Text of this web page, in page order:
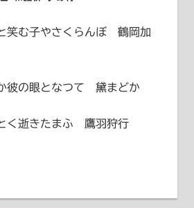
笑む子やさくらんぼ 鶴岡加
彼の眼となつて 黛まどか
く逝きたまふ 鷹羽狩行